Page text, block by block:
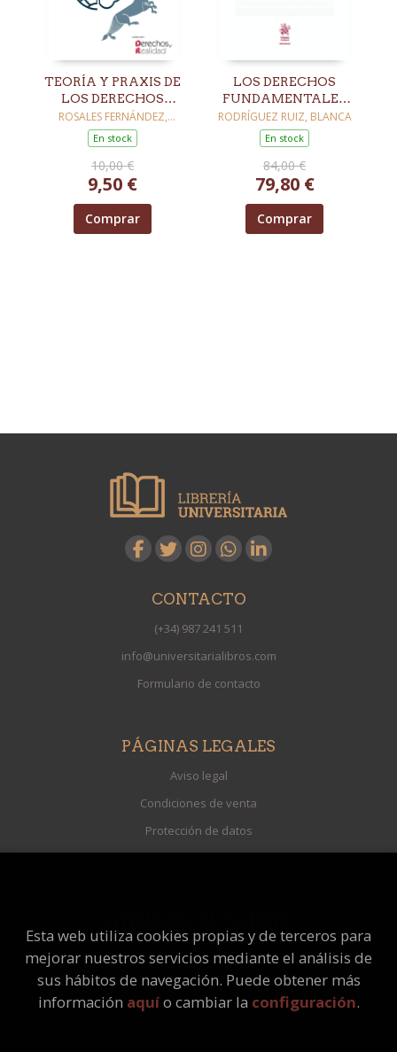
TEORÍA Y PRAXIS DE
LOS DERECHOS
HUMANOS EN UN
CONTEXTO DIGITAL
ROSALES FERNÁNDEZ,
ÁLVARO
En stock
10,00 €
9,50 €
Comprar
LOS DERECHOS
FUNDAMENTALES
ANTE EL TRIBUNAL
CONSTITUCIONAL.
UN RECORRIDO
JURISPRUDENCIAL
3ª EDICIÓN
RODRÍGUEZ RUIZ, BLANCA
En stock
84,00 €
79,80 €
Comprar
CONTACTO
(+34) 987 241 511
info@universitarialibros.com
Formulario de contacto
PÁGINAS LEGALES
Aviso legal
Condiciones de venta
Protección de datos
Política de Cookies
Quiénes somos
Pedidos especiales
Esta web utiliza cookies propias y de terceros para
mejorar nuestros servicios mediante el análisis de
sus hábitos de navegación. Puede obtener más
información aquío cambiar la configuración.